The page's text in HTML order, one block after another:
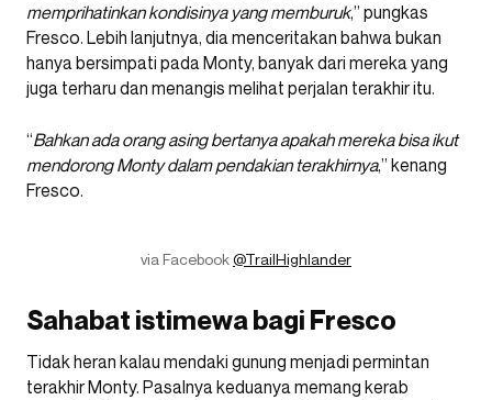
memprihatinkan kondisinya yang memburuk,” pungkas
Fresco. Lebih lanjutnya, dia menceritakan bahwa bukan
hanya bersimpati pada Monty, banyak dari mereka yang
juga terharu dan menangis melihat perjalan terakhir itu.
“Bahkan ada orang asing bertanya apakah mereka bisa ikut
mendorong Monty dalam pendakian terakhirnya,” kenang
Fresco.
via Facebook@TrailHighlander
Sahabat istimewa bagi Fresco
Tidak heran kalau mendaki gunung menjadi permintan
terakhir Monty. Pasalnya keduanya memang kerab